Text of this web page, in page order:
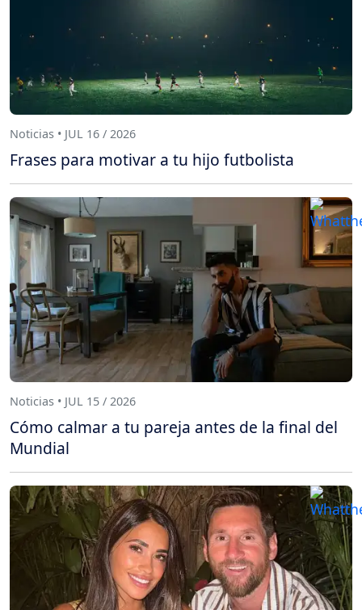
Noticias • JUL 16 / 2026
Frases para motivar a tu hijo futbolista
Noticias • JUL 15 / 2026
Cómo calmar a tu pareja antes de la final del
Mundial